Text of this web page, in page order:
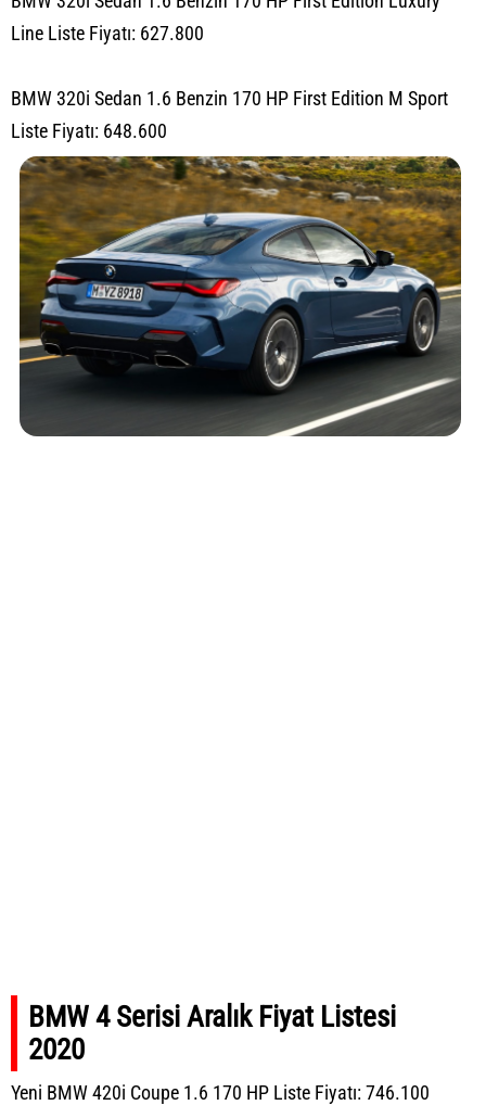
Line Liste Fiyatı: 627.800
BMW 320i Sedan 1.6 Benzin 170 HP First Edition M Sport
Liste Fiyatı: 648.600
BMW 4 Serisi Aralık Fiyat Listesi
2020
Yeni BMW 420i Coupe 1.6 170 HP Liste Fiyatı: 746.100